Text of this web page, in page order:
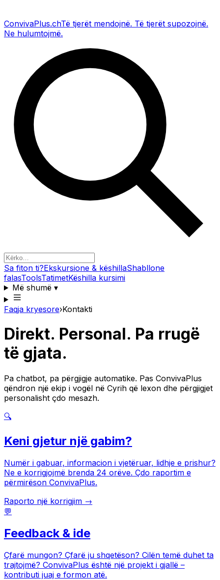
ConvivaPlus.chTë tjerët mendojnë. Të tjerët supozojnë.
Ne hulumtojmë.
Sa fiton ti?Ekskursione & këshillaShabllone
falasToolsTatimetKëshilla kursimi
Më shumë▾
Faqja kryesore›Kontakti
Direkt. Personal. Pa rrugë
të gjata.
Pa chatbot, pa përgjigje automatike. Pas ConvivaPlus
qëndron një ekip i vogël në Cyrih që lexon dhe përgjigjet
personalisht çdo mesazh.
🔍
Keni gjetur një gabim?
Numër i gabuar, informacion i vjetëruar, lidhje e prishur?
Ne e korrigjojmë brenda 24 orëve. Çdo raportim e
përmirëson ConvivaPlus.
Raporto një korrigjim →
💬
Feedback & ide
Çfarë mungon? Çfarë ju shqetëson? Cilën temë duhet ta
trajtojmë? ConvivaPlus është një projekt i gjallë –
kontributi juaj e formon atë.